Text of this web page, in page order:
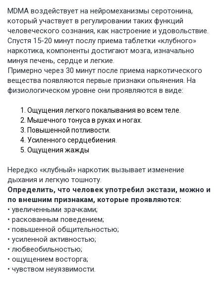
MDMA воздействует на нейромеханизмы серотонина,
который участвует в регулировании таких функций
человеческого сознания, как настроение и удовольствие.
Спустя 15-20 минут послу приема таблетки «клубного»
наркотика, компоненты достигают мозга, изначально
минуя печень, сердце и легкие.
Примерно через 30 минут после приема наркотического
вещества появляются первые признаки опьянения. На
физиологическом уровне они проявляются в виде:
Ощущения легкого покалывания во всем теле.
Мышечного тонуса в руках и ногах.
Повышенной потливости.
Усиленного сердцебиения.
Ощущения жажды
Нередко «клубный» наркотик вызывает изменение
дыхания и легкую тошноту.
Определить, что человек употребил экстази, можно и
по внешним признакам, которые проявляются:
• увеличенными зрачками;
• раскованным поведением;
• повышенной общительностью;
• усиленной активностью;
• любвеобильностью;
• ощущением восторга;
• чувством неуязвимости.